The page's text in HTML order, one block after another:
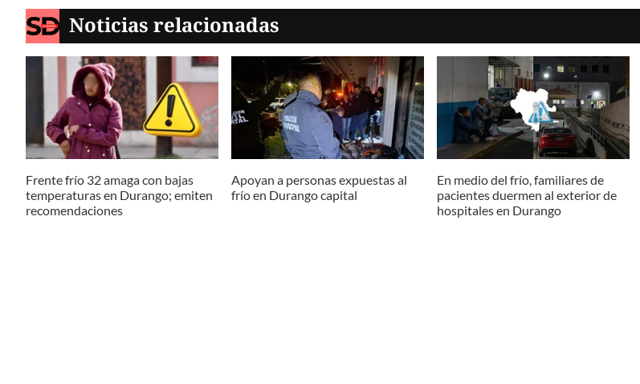
Noticias relacionadas
Frente frío 32 amaga con bajas
temperaturas en Durango; emiten
recomendaciones
Apoyan a personas expuestas al
frío en Durango capital
En medio del frío, familiares de
pacientes duermen al exterior de
hospitales en Durango